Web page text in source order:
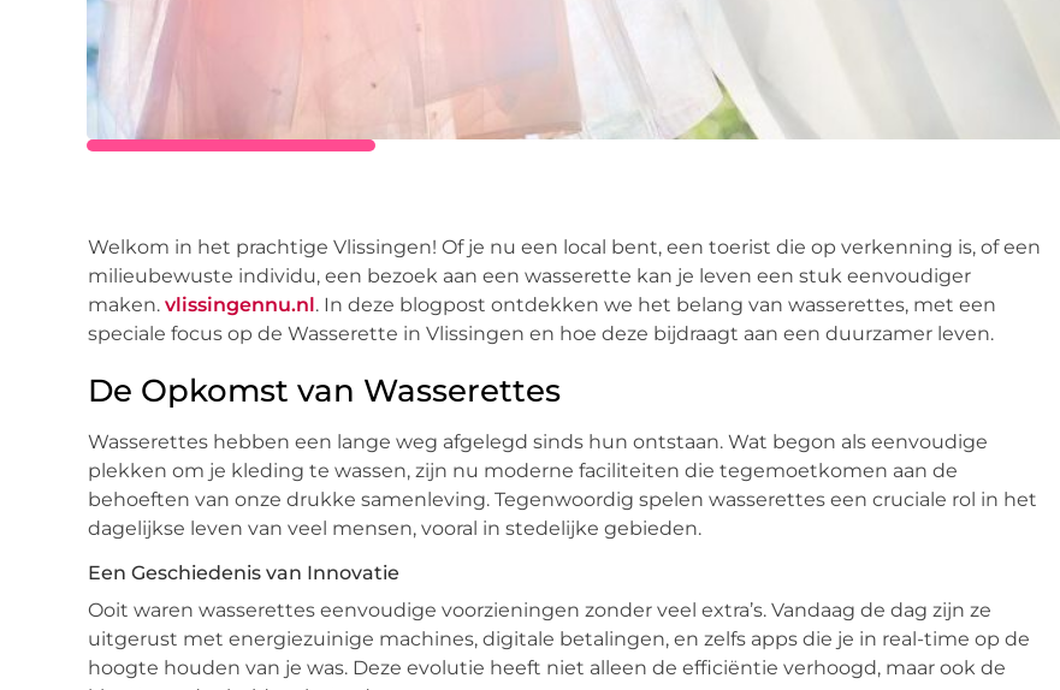
Welkom in het prachtige Vlissingen! Of je nu een local bent, een toerist die op verkenning is, of een
milieubewuste individu, een bezoek aan een wasserette kan je leven een stuk eenvoudiger
maken. vlissingennu.nl. In deze blogpost ontdekken we het belang van wasserettes, met een
speciale focus op de Wasserette in Vlissingen en hoe deze bijdraagt aan een duurzamer leven.
De Opkomst van Wasserettes
Wasserettes hebben een lange weg afgelegd sinds hun ontstaan. Wat begon als eenvoudige
plekken om je kleding te wassen, zijn nu moderne faciliteiten die tegemoetkomen aan de
behoeften van onze drukke samenleving. Tegenwoordig spelen wasserettes een cruciale rol in het
dagelijkse leven van veel mensen, vooral in stedelijke gebieden.
Een Geschiedenis van Innovatie
Ooit waren wasserettes eenvoudige voorzieningen zonder veel extra’s. Vandaag de dag zijn ze
uitgerust met energiezuinige machines, digitale betalingen, en zelfs apps die je in real-time op de
hoogte houden van je was. Deze evolutie heeft niet alleen de efficiëntie verhoogd, maar ook de